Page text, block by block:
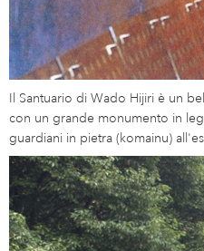
Il Santuario di Wado Hijiri è un
con un grande monumento in
guardiani in pietra (komainu)